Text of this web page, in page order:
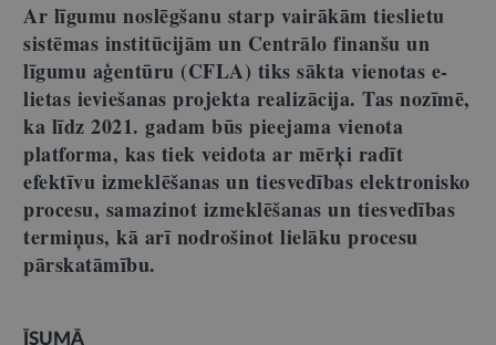
Ar līgumu noslēgšanu starp vairākām tieslietu
sistēmas institūcijām un Centrālo finanšu un
līgumu aģentūru (CFLA) tiks sākta vienotas e-
lietas ieviešanas projekta realizācija. Tas nozīmē,
ka līdz 2021. gadam būs pieejama vienota
platforma, kas tiek veidota ar mērķi radīt
efektīvu izmeklēšanas un tiesvedības elektronisko
procesu, samazinot izmeklēšanas un tiesvedības
termiņus, kā arī nodrošinot lielāku procesu
pārskatāmību.
ĪSUMĀ